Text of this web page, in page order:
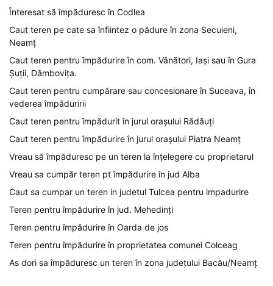
Înteresat să împăduresc în Codlea
Caut teren pe cate sa înfiintez o pădure în zona Secuieni,
Neamț
Caut teren pentru împădurire în com. Vânători, Iași sau în Gura
Șuții, Dâmbovița.
Caut teren pentru cumpărare sau concesionare în Suceava, în
vederea împăduririi
Caut teren pentru împădurit în jurul orașului Rădăuți
Caut teren pentru împădurire în jurul orașului Piatra Neamț
Vreau să împăduresc pe un teren la înțelegere cu proprietarul
Vreau sa cumpăr teren pt împădurire în jud Alba
Caut sa cumpar un teren in judetul Tulcea pentru impadurire
Teren pentru împădurire în jud. Mehedinți
Teren pentru împădurire în Oarda de jos
Teren pentru împădurire în proprietatea comunei Colceag
As dori sa împăduresc un teren în zona județului Bacău/Neamț